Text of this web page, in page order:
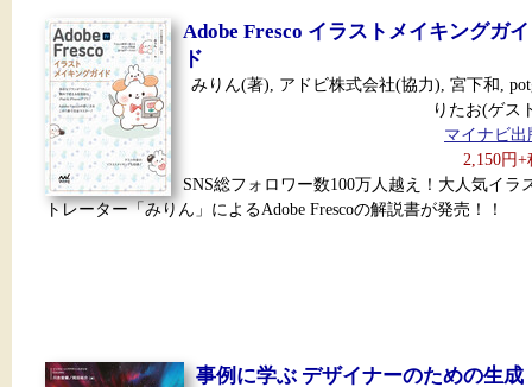
Adobe Fresco イラストメイキングガイ
ド
みりん(著), アドビ株式会社(協力), 宮下和,
りたお(ゲス
マイナビ出
2,150円+
SNS総フォロワー数100万人越え！大人気イラ
トレーター「みりん」によるAdobe Frescoの解説書が発売！！
事例に学ぶ デザイナーのための生成